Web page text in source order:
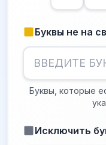
Буквы не на
Буквы, которые
Исключить